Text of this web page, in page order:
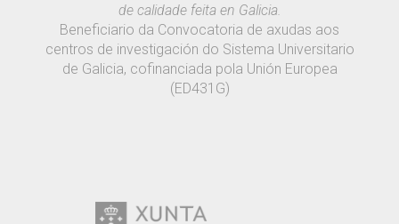
de calidade feita en Galicia.
Beneficiario da Convocatoria de axudas aos
centros de investigación do Sistema Universitario
de Galicia, cofinanciada pola Unión Europea
(ED431G)